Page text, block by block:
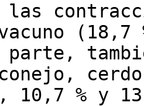
las
parte,
10,7 % y